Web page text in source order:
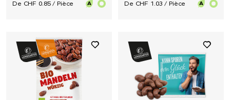
De CHF 0.85 / Pièce
De CHF 1.03 / Pièce